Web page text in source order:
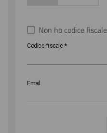
Anagrafica
Non ho codice
Codice
Codice fiscale *
Email
Email